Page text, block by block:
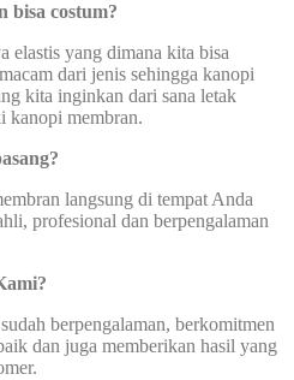
bisa costum?
elastis yang dimana kita bisa
dari jenis sehingga kanopi
kita inginkan dari sana letak
kanopi membran.
langsung di tempat Anda
profesional dan berpengalaman
berpengalaman, berkomitmen
dan juga memberikan hasil yang